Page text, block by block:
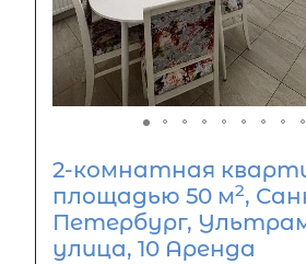
2-комнатная
площадью 50 м2,
Петербург,
улица, 10 Аренда